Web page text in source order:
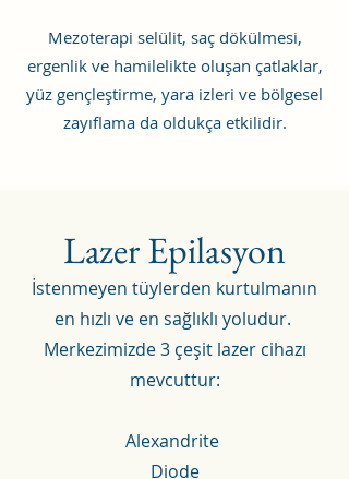
Mezoterapi selülit, saç dökülmesi,
ergenlik ve hamilelikte oluşan çatlaklar,
yüz gençleştirme, yara izleri ve bölgesel
zayıflama da oldukça etkilidir.
Lazer Epilasyon
İstenmeyen tüylerden kurtulmanın
en hızlı ve en sağlıklı yoludur.
Merkezimizde 3 çeşit lazer cihazı
mevcuttur:
Alexandrite
Diode